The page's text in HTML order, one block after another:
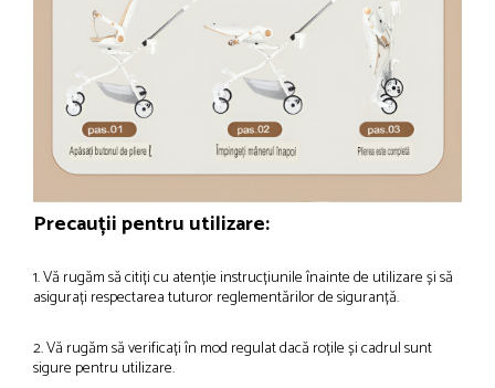
Precauții pentru utilizare:
1. Vă rugăm să citiți cu atenție instrucțiunile înainte de utilizare și să
asigurați respectarea tuturor reglementărilor de siguranță.
2. Vă rugăm să verificați în mod regulat dacă roțile și cadrul sunt
sigure pentru utilizare.